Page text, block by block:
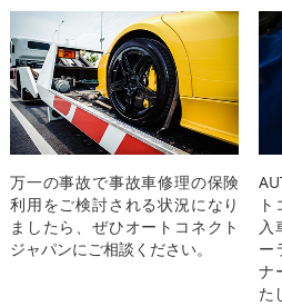
万一の事故で事故車修理の保険
利用をご検討される状況になり
ましたら、ぜひオートコネクト
ジャパンにご相談ください。
入
ー
ナ
た